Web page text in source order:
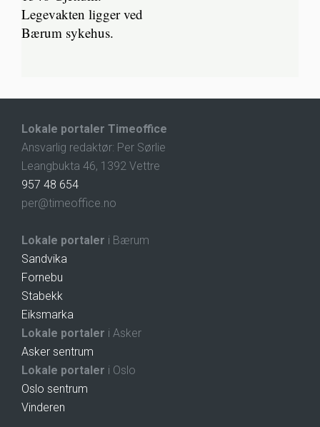
Legevakten ligger ved
Bærum sykehus.
Lokale portaler Timeoffice
Ansvarlig redaktør: Per Sørlie
Leangbukta 46, 1392 Vettre
957 48 654
per@timeoffice.no
Lokale portaler i Bærum
Sandvika
Fornebu
Stabekk
Eiksmarka
Lokale portaler i Asker
Asker sentrum
Lokale portaler i Oslo
Oslo sentrum
Vinderen